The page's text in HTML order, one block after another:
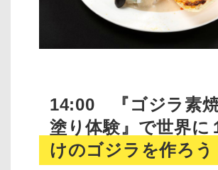
14:00 『ゴジラ素
塗り体験』で世界に
けのゴジラを作ろう